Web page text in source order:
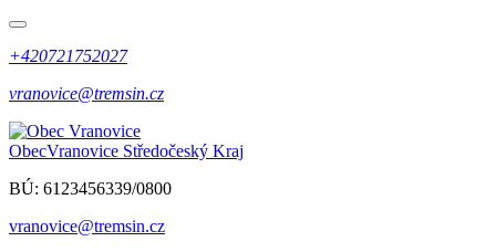
+420721752027
vranovice@tremsin.cz
ObecVranovice Středočeský Kraj
BÚ: 6123456339/0800
vranovice@tremsin.cz